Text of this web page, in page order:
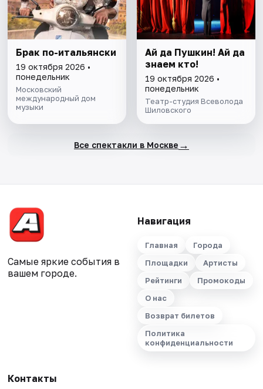
Брак по-итальянски
19 октября 2026 •
понедельник
Московский
международный дом
музыки
Ай да Пушкин! Ай да
знаем кто!
19 октября 2026 •
понедельник
Театр-студия Всеволода
Шиловского
Все спектакли в Москве →
Самые яркие события в
вашем городе.
Навигация
Главная
Города
Площадки
Артисты
Рейтинги
Промокоды
О нас
Возврат билетов
Политика
конфиденциальности
Контакты